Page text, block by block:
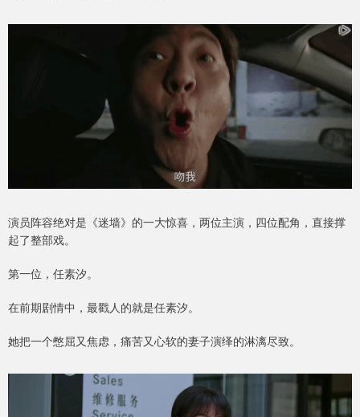
演员阵容绝对是《迷墙》的一大惊喜，两位主演，四位配角，直接撑
起了整部戏。
第一位，任素汐。
在前期剧情中，最戳人的就是任素汐。
她把一个憋屈又焦虑，痛苦又心软的妻子演绎的淋漓尽致。